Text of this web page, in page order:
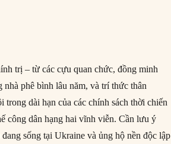
trị – từ các cựu quan chức, đồng minh
phê bình lâu năm, và trí thức thân
dài hạn của các chính sách thời chiến
công dân hạng hai vĩnh viễn. Cần lưu ý
sống tại Ukraine và ủng hộ nền độc lập